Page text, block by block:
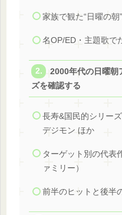
家族で観た“日曜の
名OP/ED・主題歌で
2000年代の日曜朝
ズを確認する
長寿&国民的シリー
デジモン ほか
ターゲット別の代表
ァミリー）
前半のヒットと後半